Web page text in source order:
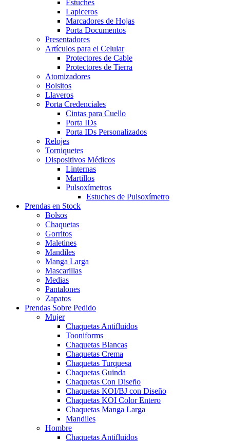
Estuches
Lapiceros
Marcadores de Hojas
Porta Documentos
Presentadores
Artículos para el Celular
Protectores de Cable
Protectores de Tierra
Atomizadores
Bolsitos
Llaveros
Porta Credenciales
Cintas para Cuello
Porta IDs
Porta IDs Personalizados
Relojes
Torniquetes
Dispositivos Médicos
Linternas
Martillos
Pulsoxímetros
Estuches de Pulsoxímetro
Prendas en Stock
Bolsos
Chaquetas
Gorritos
Maletines
Mandiles
Manga Larga
Mascarillas
Medias
Pantalones
Zapatos
Prendas Sobre Pedido
Mujer
Chaquetas Antifluidos
Tooniforms
Chaquetas Blancas
Chaquetas Crema
Chaquetas Turquesa
Chaquetas Guinda
Chaquetas Con Diseño
Chaquetas KOI/BJ con Diseño
Chaquetas KOI Color Entero
Chaquetas Manga Larga
Mandiles
Hombre
Chaquetas Antifluidos